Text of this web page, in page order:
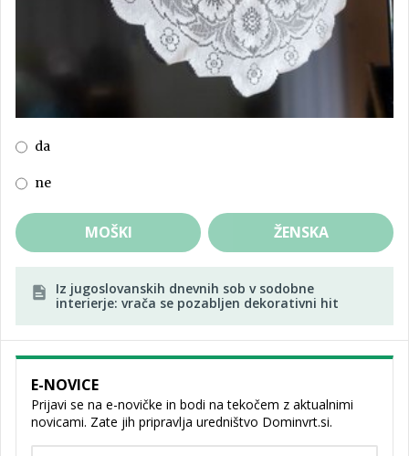
da
ne
MOŠKI ŽENSKA
Iz jugoslovanskih dnevnih sob v sodobne
interierje: vrača se pozabljen dekorativni hit
E-NOVICE
Prijavi se na e-novičke in bodi na tekočem z aktualnimi
novicami. Zate jih pripravlja uredništvo Dominvrt.si.